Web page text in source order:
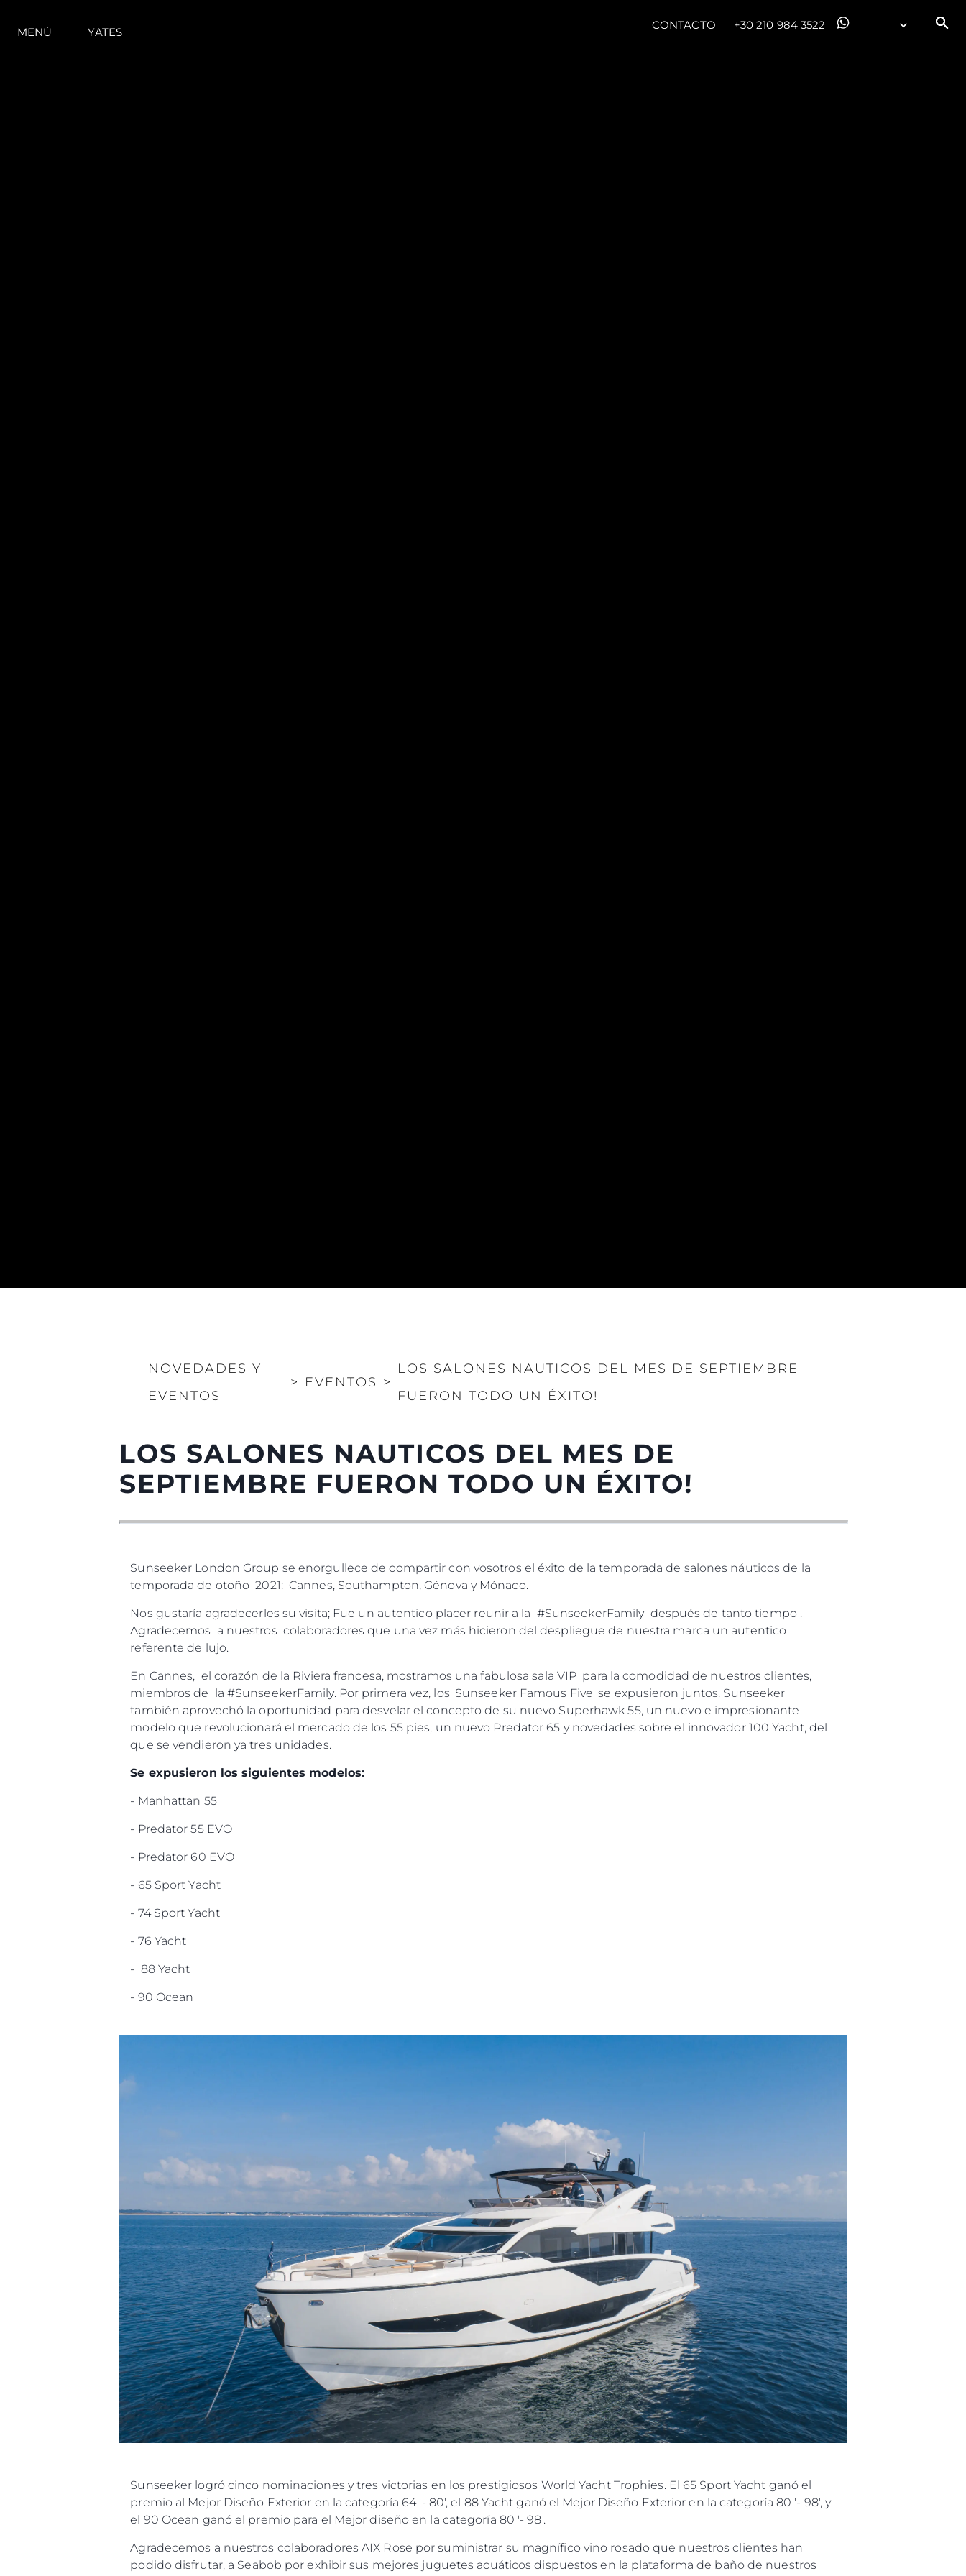
MENÚ YATES
CONTACTO +30 210 984 3522
NOVEDADES Y
EVENTOS
> EVENTOS >
LOS SALONES NAUTICOS DEL MES DE SEPTIEMBRE
FUERON TODO UN ÉXITO!
LOS SALONES NAUTICOS DEL MES DE
SEPTIEMBRE FUERON TODO UN ÉXITO!
Sunseeker London Group se enorgullece de compartir con vosotros el éxito de la temporada de salones náuticos de la
temporada de otoño 2021: Cannes, Southampton, Génova y Mónaco.
Nos gustaría agradecerles su visita; Fue un autentico placer reunir a la #SunseekerFamily después de tanto tiempo .
Agradecemos a nuestros colaboradores que una vez más hicieron del despliegue de nuestra marca un autentico
referente de lujo.
En Cannes, el corazón de la Riviera francesa, mostramos una fabulosa sala VIP para la comodidad de nuestros clientes,
miembros de la #SunseekerFamily. Por primera vez, los 'Sunseeker Famous Five' se expusieron juntos. Sunseeker
también aprovechó la oportunidad para desvelar el concepto de su nuevo Superhawk 55, un nuevo e impresionante
modelo que revolucionará el mercado de los 55 pies, un nuevo Predator 65 y novedades sobre el innovador 100 Yacht, del
que se vendieron ya tres unidades.
Se expusieron los siguientes modelos:
- Manhattan 55
- Predator 55 EVO
- Predator 60 EVO
- 65 Sport Yacht
- 74 Sport Yacht
- 76 Yacht
- 88 Yacht
- 90 Ocean
Sunseeker logró cinco nominaciones y tres victorias en los prestigiosos World Yacht Trophies. El 65 Sport Yacht ganó el
premio al Mejor Diseño Exterior en la categoría 64 '- 80', el 88 Yacht ganó el Mejor Diseño Exterior en la categoría 80 '- 98', y
el 90 Ocean ganó el premio para el Mejor diseño en la categoría 80 '- 98'.
Agradecemos a nuestros colaboradores AIX Rose por suministrar su magnífico vino rosado que nuestros clientes han
podido disfrutar, a Seabob por exhibir sus mejores juguetes acuáticos dispuestos en la plataforma de baño de nuestros
Información